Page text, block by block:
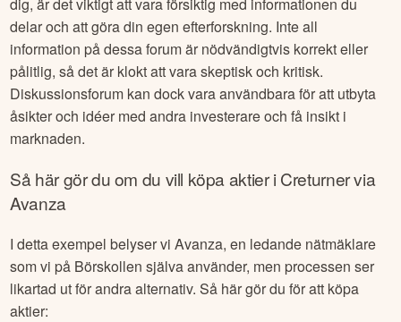
dig, är det viktigt att vara försiktig med informationen du
delar och att göra din egen efterforskning. Inte all
information på dessa forum är nödvändigtvis korrekt eller
pålitlig, så det är klokt att vara skeptisk och kritisk.
Diskussionsforum kan dock vara användbara för att utbyta
åsikter och idéer med andra investerare och få insikt i
marknaden.
Så här gör du om du vill köpa aktier iCreturnervia
Avanza
I detta exempel belyser vi Avanza, en ledande nätmäklare
som vi på Börskollen själva använder, men processen ser
likartad ut för andra alternativ. Så här gör du för att köpa
aktier: